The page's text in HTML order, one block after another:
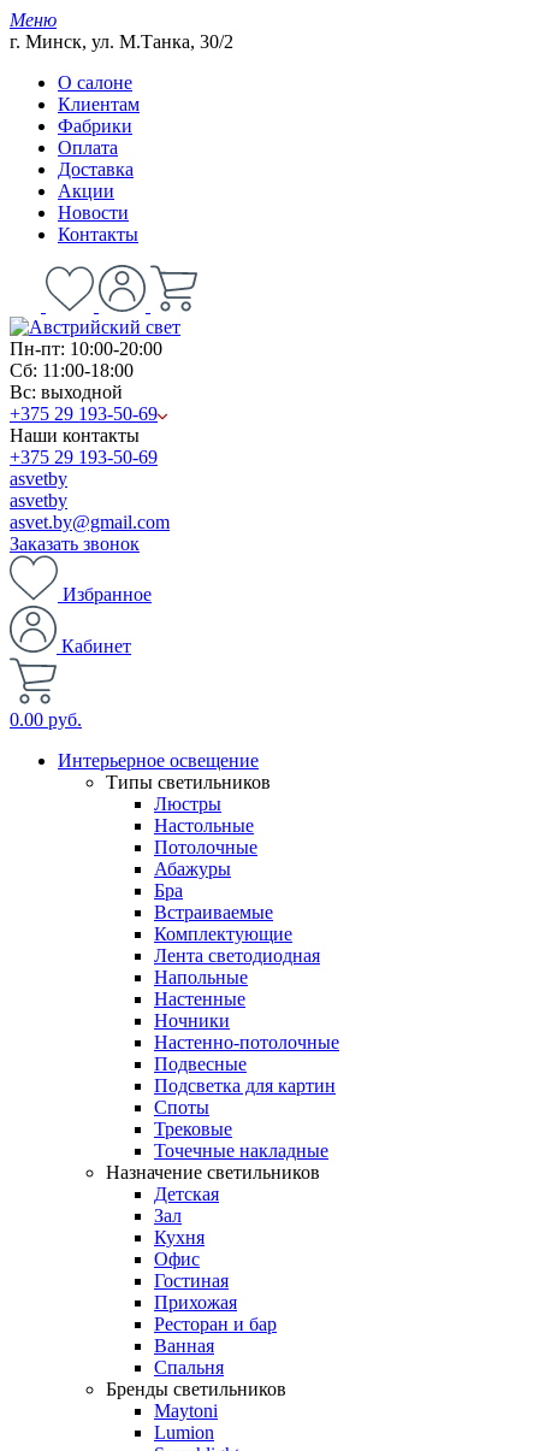
Меню
г. Минск, ул. М.Танка, 30/2
О салоне
Клиентам
Фабрики
Оплата
Доставка
Акции
Новости
Контакты
Пн-пт: 10:00-20:00
Сб: 11:00-18:00
Вс: выходной
+375 29 193-50-69
Наши контакты
+375 29 193-50-69
asvetby
asvetby
asvet.by@gmail.com
Заказать звонок
Избранное
Кабинет
0.00 руб.
Интерьерное освещение
Типы светильников
Люстры
Настольные
Потолочные
Абажуры
Бра
Встраиваемые
Комплектующие
Лента светодиодная
Напольные
Настенные
Ночники
Настенно-потолочные
Подвесные
Подсветка для картин
Споты
Трековые
Точечные накладные
Назначение светильников
Детская
Зал
Кухня
Офис
Гостиная
Прихожая
Ресторан и бар
Ванная
Спальня
Бренды светильников
Maytoni
Lumion